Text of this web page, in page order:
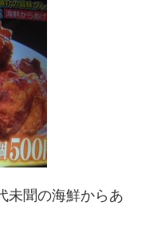
未聞の海鮮からあ